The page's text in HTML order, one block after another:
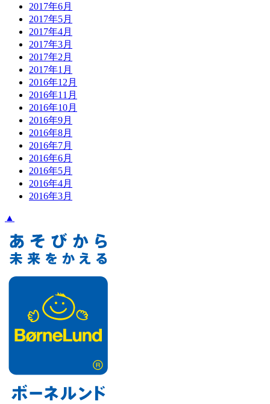
2017年6月
2017年5月
2017年4月
2017年3月
2017年2月
2017年1月
2016年12月
2016年11月
2016年10月
2016年9月
2016年8月
2016年7月
2016年6月
2016年5月
2016年4月
2016年3月
▲